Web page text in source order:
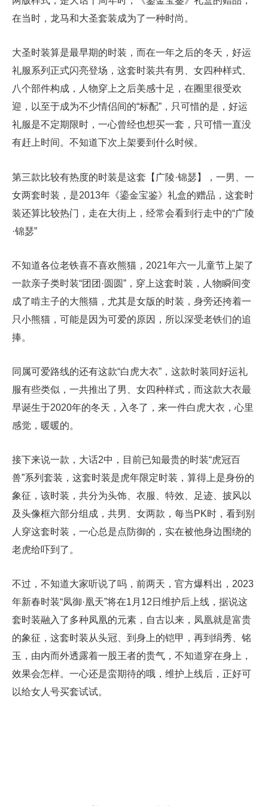
在当时，龙马和大圣套装成为了一种时尚。
大圣时装算是最早期的时装，而在一年之后的冬天，好运
礼服系列正式闪亮登场，这套时装共有男、女四种样式、
八个部件构成，人物穿上之后美感十足，在圈里很受欢
迎，以至于成为不少情侣间的“标配”，只可惜的是，好运
礼服是不定期限时，一心曾经也想买一套，只可惜一直没
有赶上时间。不知道下次上架要到什么时候。
第三款比较有热度的时装是这套【广陵·锦瑟】，一男、一
女两套时装，是2013年《鎏金宝鉴》礼盒的赠品，这套时
装还算比较热门，走在大街上，经常会看到行走中的“广陵
·锦瑟”
不知道各位老铁喜不喜欢熊猫，2021年六一儿童节上架了
一款亲子类时装“团团·圆圆”，穿上这套时装，人物瞬间变
成了啃主子的大熊猫，尤其是女版的时装，身旁还挎着一
只小熊猫，可能是因为可爱的原因，所以深受老铁们的追
捧。
同属可爱路线的还有这款“白虎大衣”，这款时装同好运礼
服有些类似，一共推出了男、女四种样式，而这款大衣最
早诞生于2020年的冬天，入冬了，来一件白虎大衣，心里
感觉，暖暖的。
接下来说一款，大话2中，目前已知最贵的时装“虎冠百
兽”系列套装，这套时装是虎年限定时装，算得上是身份的
象征，该时装，共分为头饰、衣服、特效、足迹、披风以
及头像框六部分组成，共男、女两款，每当PK时，看到别
人穿这套时装，一心总是点防御的，实在被他身边围绕的
老虎给吓到了。
不过，不知道大家听说了吗，前两天，官方爆料出，2023
年新春时装“凤御·凰天”将在1月12日维护后上线，据说这
套时装融入了多种凤凰的元素，自古以来，凤凰就是富贵
的象征，这套时装从头冠、到身上的铠甲，再到绢秀、铭
玉，由内而外透露着一股王者的贵气，不知道穿在身上，
效果会怎样。一心还是蛮期待的哦，维护上线后，正好可
以给女人号买套试试。